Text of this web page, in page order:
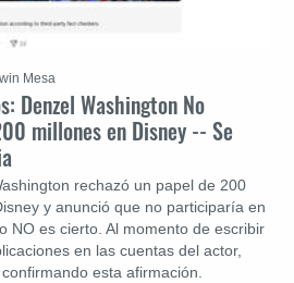
Denzel Washington No
millones en Disney -- Se
rechazó un papel de 200
y anunció que no participaría en
NO es cierto. Al momento de escribir
en las cuentas del actor,
esta afirmación.
Mesa